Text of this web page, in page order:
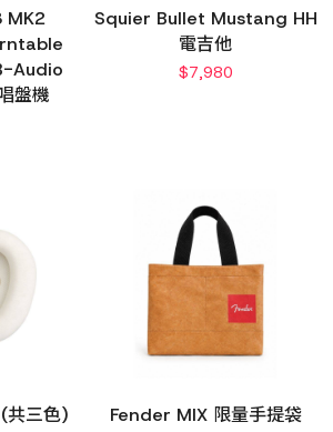
MK2
Audio
盤機
Squier Bullet Mustang HH
電吉他
$7,980
共三色) Fender MIX 限量手提袋